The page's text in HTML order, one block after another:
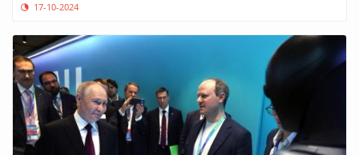
17-10-2024